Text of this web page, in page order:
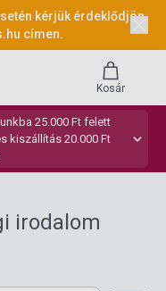
kérjük érdeklődjön
címen.
25.000 Ft felett
kiszállítás 20.000 Ft
Kosár
irodalom